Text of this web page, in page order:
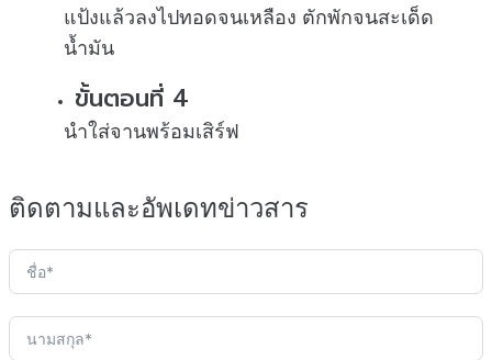
แป้งแล้วลงไปทอดจนเหลือง ตักพักจนสะเด็ด
น้ำมัน
ขั้นตอนที่ 4
นำใส่จานพร้อมเสิร์ฟ
ติดตามและอัพเดทข่าวสาร